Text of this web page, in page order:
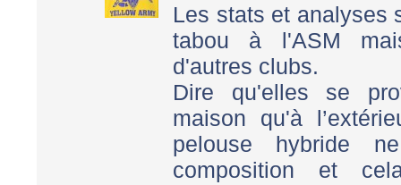
Les stats et analyses
tabou à l'ASM
d'autres clubs.
Dire qu'elles se
maison qu'à
pelouse hybride
composition et